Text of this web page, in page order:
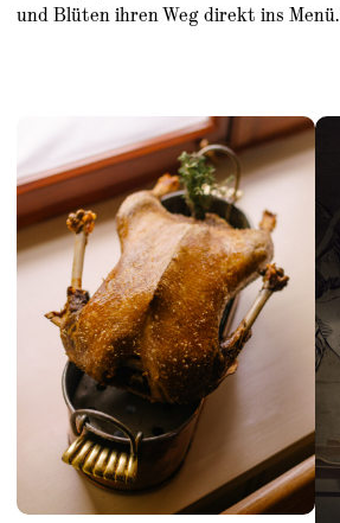
und Blüten ihren Weg direkt ins Menü.